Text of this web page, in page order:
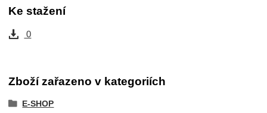
Ke stažení
0
Zboží zařazeno v kategoriích
E-SHOP